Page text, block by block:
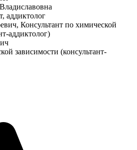
аддиктолог
зависимости (консультант-